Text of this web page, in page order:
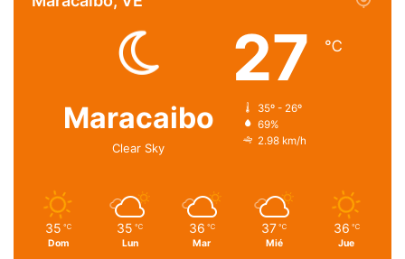
Maracaibo
Clear Sky
27 ℃
35º - 26º
69%
2.98 km/h
35 ℃
Dom
35 ℃
Lun
36 ℃
Mar
37 ℃
Mié
36 ℃
Jue